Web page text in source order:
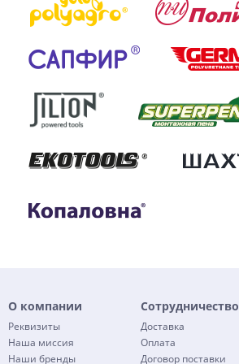
О компании
Реквизиты
Наша миссия
Наши бренды
Сотрудничество
Доставка
Оплата
Договор поставки